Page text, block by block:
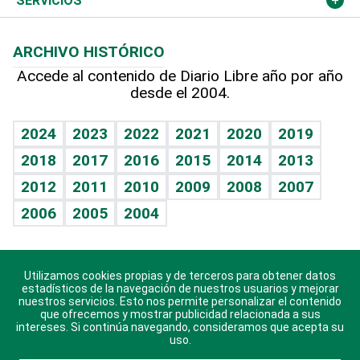
Hablando con el pediatra
Vida y familia
Eñe
Celebrando la vida
Sin complejos
En pocas palabras
Escuchando al corazón
Economía Personal
TBT Deportivo
Más firmas
Hecho en casa
Guía del dinero
Cumpleaños
Horóscopos
Crucigramas
ARCHIVO HISTÓRICO
Accede al contenido de Diario Libre año por año
desde el 2004.
2024 2023 2022 2021 2020
2019
2018
2017 2016 2015 2014
2013
2012
2011 2010 2009 2008
2007
2006
2005 2004
Descarga nuestras aplicaciones para Android, iOS y
sistema Huawei.
Utilizamos cookies propias y de terceros para obtener datos
estadísticos de la navegación de nuestros usuarios y mejorar
nuestros servicios. Esto nos permite personalizar el contenido
que ofrecemos y mostrar publicidad relacionada a sus
intereses. Si continúa navegando, consideramos que acepta su
uso.